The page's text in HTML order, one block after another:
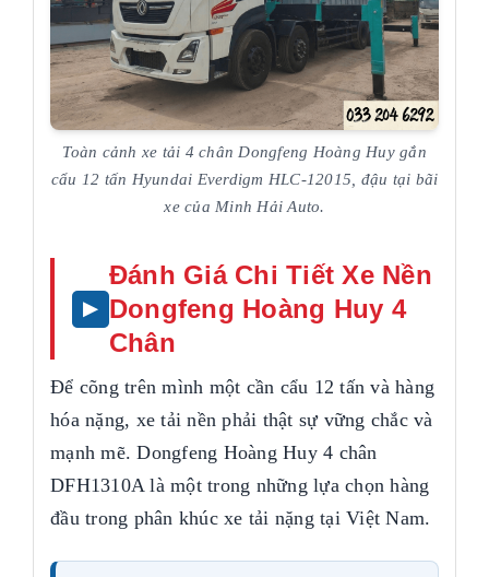
Toàn cảnh xe tải 4 chân Dongfeng Hoàng Huy gắn
cẩu 12 tấn Hyundai Everdigm HLC-12015, đậu tại bãi
xe của Minh Hải Auto.
Đánh Giá Chi Tiết Xe Nền
Dongfeng Hoàng Huy 4
Chân
Để cõng trên mình một cần cẩu 12 tấn và hàng
hóa nặng, xe tải nền phải thật sự vững chắc và
mạnh mẽ. Dongfeng Hoàng Huy 4 chân
DFH1310A là một trong những lựa chọn hàng
đầu trong phân khúc xe tải nặng tại Việt Nam.